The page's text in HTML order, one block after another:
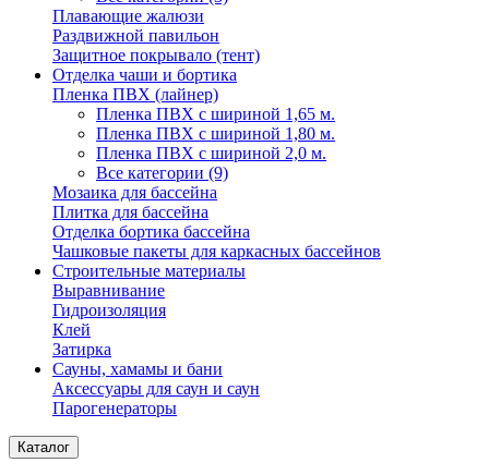
Плавающие жалюзи
Раздвижной павильон
Защитное покрывало (тент)
Отделка чаши и бортика
Пленка ПВХ (лайнер)
Пленка ПВХ с шириной 1,65 м.
Пленка ПВХ с шириной 1,80 м.
Пленка ПВХ с шириной 2,0 м.
Все категории (9)
Мозаика для бассейна
Плитка для бассейна
Отделка бортика бассейна
Чашковые пакеты для каркасных бассейнов
Строительные материалы
Выравнивание
Гидроизоляция
Клей
Затирка
Сауны, хамамы и бани
Аксессуары для саун и саун
Парогенераторы
Каталог